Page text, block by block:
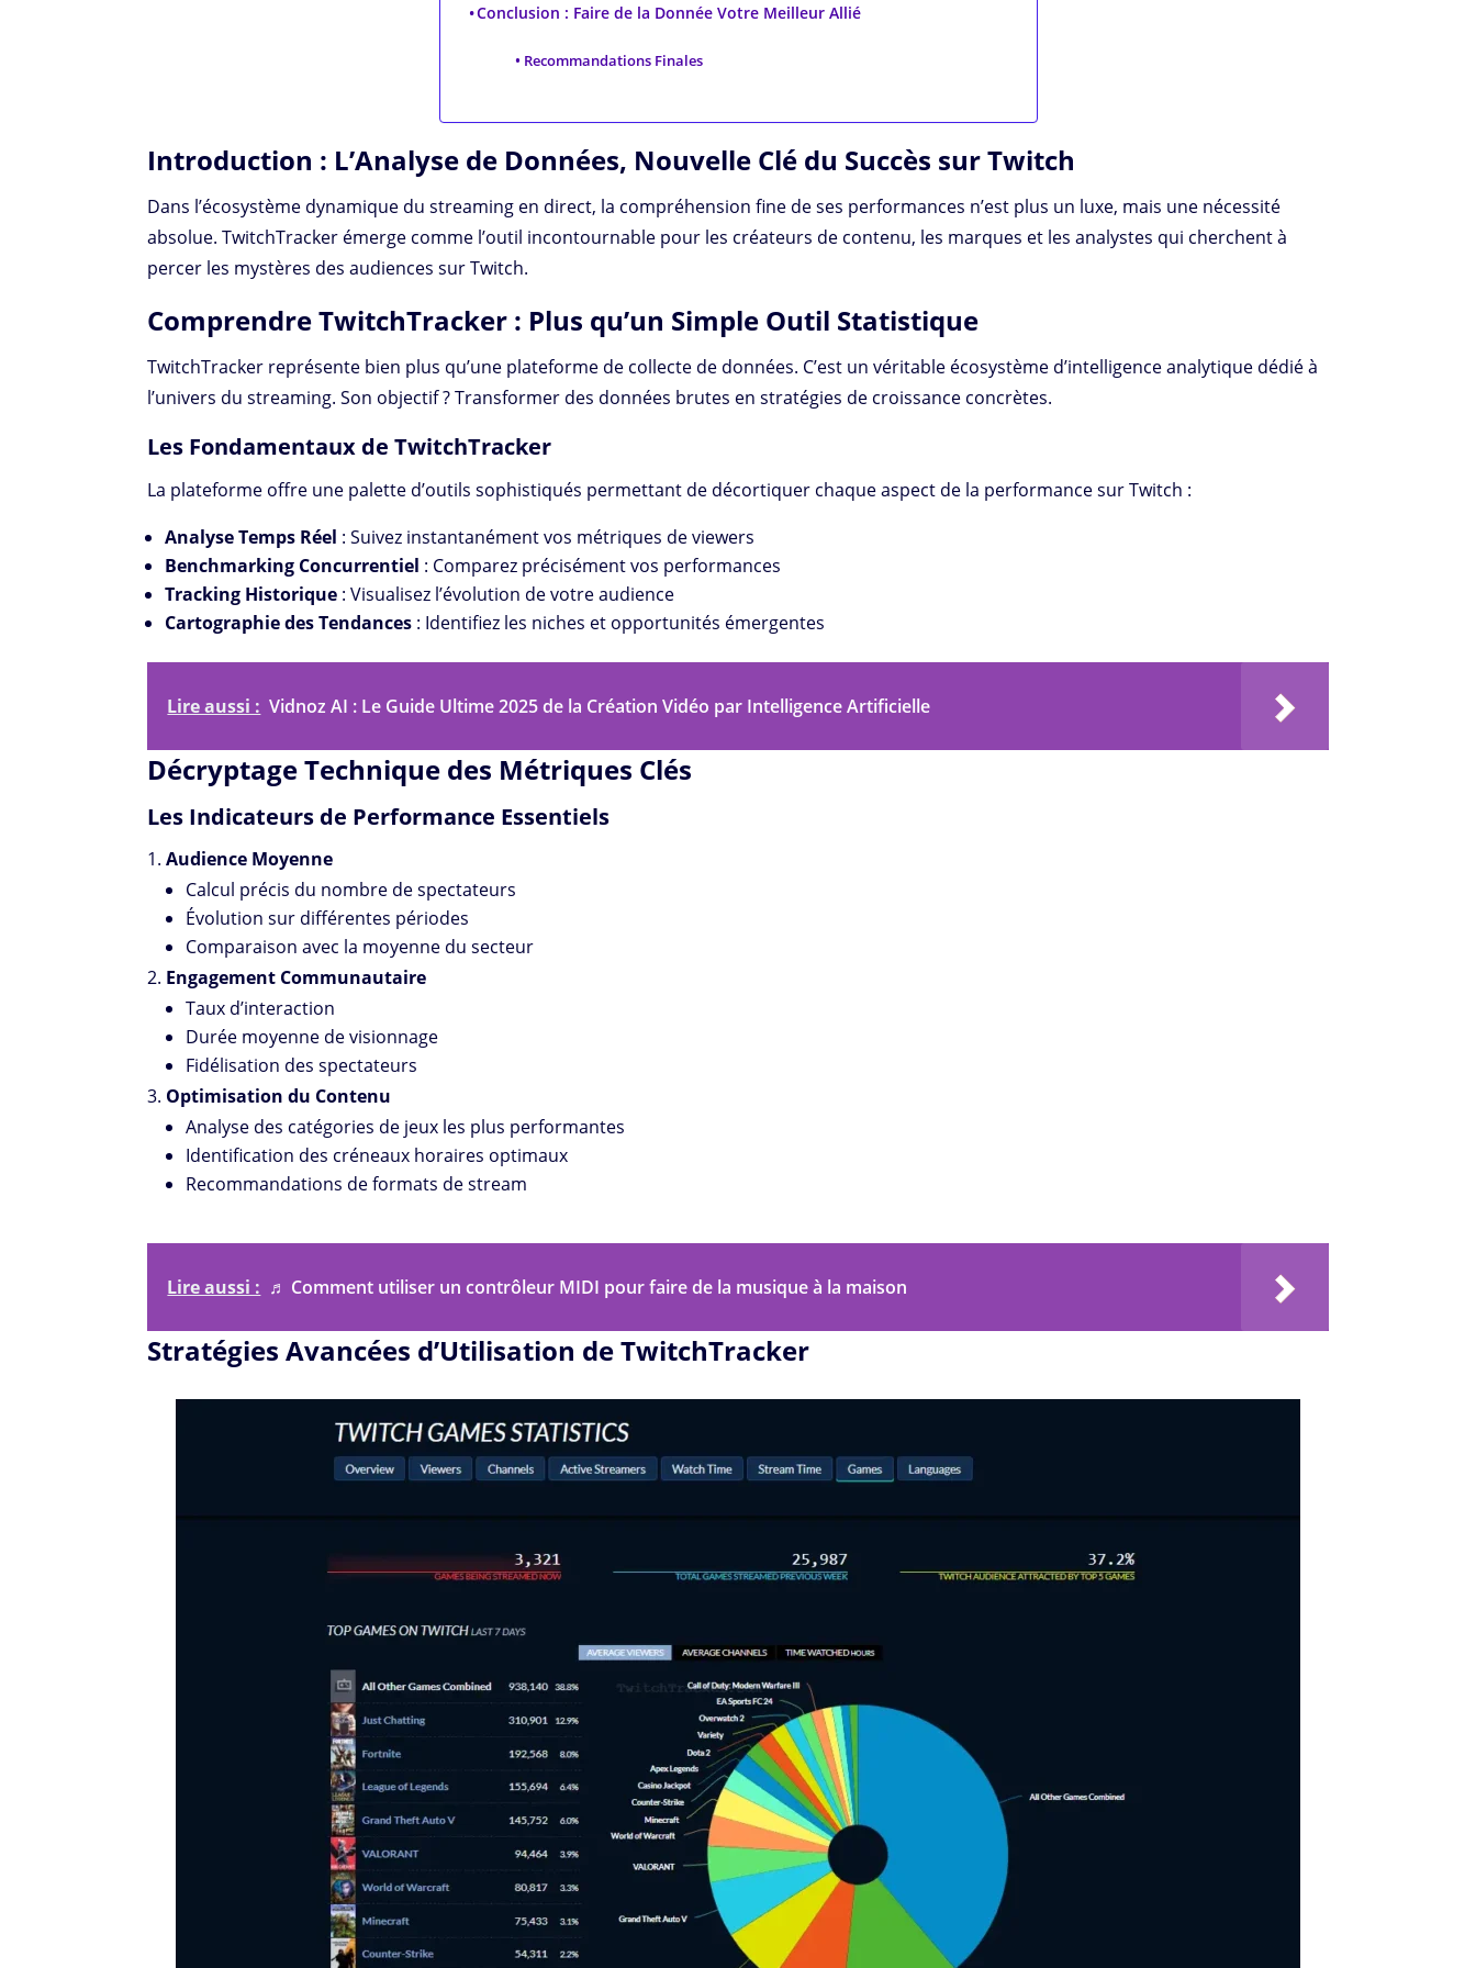
Conclusion : Faire de la Donnée Votre Meilleur Allié
Recommandations Finales
Introduction : L’Analyse de Données, Nouvelle Clé du Succès sur Twitch
Dans l’écosystème dynamique du streaming en direct, la compréhension fine de ses performances n’est plus un luxe, mais une nécessité
absolue. TwitchTracker émerge comme l’outil incontournable pour les créateurs de contenu, les marques et les analystes qui cherchent à
percer les mystères des audiences sur Twitch.
Comprendre TwitchTracker : Plus qu’un Simple Outil Statistique
TwitchTracker représente bien plus qu’une plateforme de collecte de données. C’est un véritable écosystème d’intelligence analytique dédié à
l’univers du streaming. Son objectif ? Transformer des données brutes en stratégies de croissance concrètes.
Les Fondamentaux de TwitchTracker
La plateforme offre une palette d’outils sophistiqués permettant de décortiquer chaque aspect de la performance sur Twitch :
Analyse Temps Réel : Suivez instantanément vos métriques de viewers
Benchmarking Concurrentiel : Comparez précisément vos performances
Tracking Historique : Visualisez l’évolution de votre audience
Cartographie des Tendances : Identifiez les niches et opportunités émergentes
Lire aussi : Vidnoz AI : Le Guide Ultime 2025 de la Création Vidéo par Intelligence Artificielle
Décryptage Technique des Métriques Clés
Les Indicateurs de Performance Essentiels
Audience Moyenne
Calcul précis du nombre de spectateurs
Évolution sur différentes périodes
Comparaison avec la moyenne du secteur
Engagement Communautaire
Taux d’interaction
Durée moyenne de visionnage
Fidélisation des spectateurs
Optimisation du Contenu
Analyse des catégories de jeux les plus performantes
Identification des créneaux horaires optimaux
Recommandations de formats de stream
Lire aussi : ♬ Comment utiliser un contrôleur MIDI pour faire de la musique à la maison
Stratégies Avancées d’Utilisation de TwitchTracker